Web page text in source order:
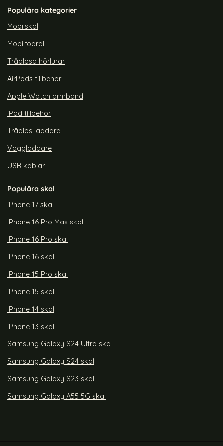
rea pris
99 krtidigare pris
249 kr
Tillgänglighet:
Lagervara
Populära kategorier
Mobilskal
Mobilfodral
Trådlösa hörlurar
AirPods tillbehör
Apple Watch armband
iPad tillbehör
Trådlös laddare
Väggladdare
USB kablar
Populära skal
iPhone 17 skal
iPhone 16 Pro Max skal
iPhone 16 Pro skal
iPhone 16 skal
iPhone 15 Pro skal
iPhone 15 skal
iPhone 14 skal
iPhone 13 skal
Samsung Galaxy S24 Ultra skal
Samsung Galaxy S24 skal
Samsung Galaxy S23 skal
Samsung Galaxy A55 5G skal